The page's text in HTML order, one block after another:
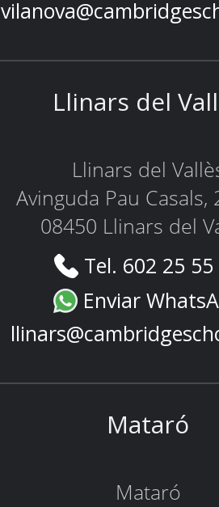
Llinars del
Llinars del
Avinguda Pau Casals,
08450 Llinars del
Tel. 602 25
Enviar
Mataró
Mataró